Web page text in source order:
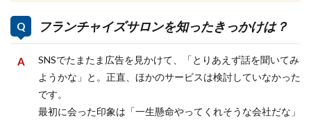
フランチャイズサロンを知ったきっかけは？
SNSでたまたま広告を見かけて、「とりあえず話を聞いてみ
ようかな」と。正直、ほかのサービスは検討していなかった
です。
最初に会った印象は「一生懸命やってくれそうな会社だな」